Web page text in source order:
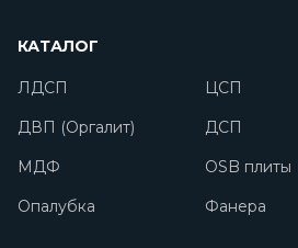
КАТАЛОГ
ЛДСП
ЦСП
ДВП (Оргалит)
ДСП
МДФ
OSB плиты
Опалубка
Фанера